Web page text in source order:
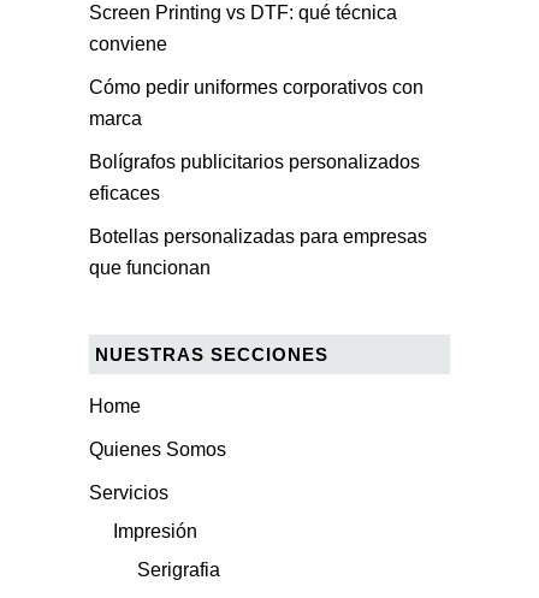
Screen Printing vs DTF: qué técnica
conviene
Cómo pedir uniformes corporativos con
marca
Bolígrafos publicitarios personalizados
eficaces
Botellas personalizadas para empresas
que funcionan
NUESTRAS SECCIONES
Home
Quienes Somos
Servicios
Impresión
Serigrafia